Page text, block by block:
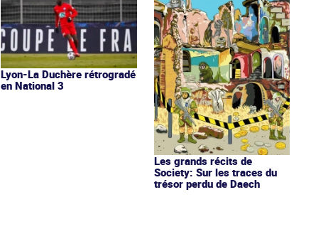
Lyon-La Duchère rétrogradé
en National 3
Les grands récits de
Society: Sur les traces du
trésor perdu de Daech